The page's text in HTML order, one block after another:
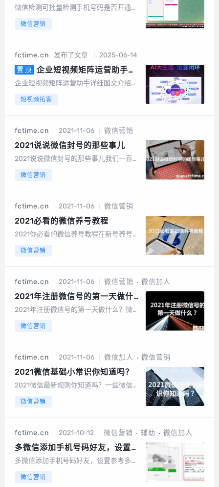
版，可批量检测手机号码是否开通
筛选，国外号码，微信号QQ号等
微信检测可批量检测手机号码是否开通微
微信号QQ号等多种号码格式用户批量上传
来，高速筛选、精准无痕，有效降低运营
成本节...
微信营销
fctime.cn 发布了文章
2025-06-14
置顶
企业短视频矩阵运营助手详
细图文介绍，AI数字人，AI文案，
企业短视频矩阵运营助手详细图文介绍算
积分，1元100积分以数字人克隆为例短视
务管理图文矩阵管理UGC裂变码多模式视
频...
短视频拓客
fctime.cn 2021-11-06 微信营销
2021说说微信封号的那些事儿
2021说说微信封号的那些事儿我们一直有
有足够高的活跃度，那么系统的判断规则
常操作过程中，我们也可持续的养号，保
证加...
微信营销
fctime.cn 2021-11-06 微信营销
2021必看的微信养号教程
2021你必看的微信养号教程在新号养号的
每天互动多聊天多看朋友圈， 想想你平时
开几个银行卡...
微信营销
fctime.cn 2021-11-06 微信营销 微信加人
2021年注册微信号的第一天做什
么？
2021年注册微信号的第一天做什么？微信
有很多规则，尤其这些规则都是不透明
的人力物力，下面就给大家分享一下最干
货的微信...
微信营销
fctime.cn 2021-11-06 微信加人 微信营销
2021微信基础小常识你知道吗？
2021微信最新规则你知道吗？一些微信营
入：根据微信号综合评分，24 小时只能加
微信营销
fctime.cn 2021-10-12 微信营销 辅助 微信加人
多微信添加手机号码好友，设置参
考
多微信添加手机号码好友，设置参考多微
号，批量导入，自动轮换加人由于是软件
微信营销